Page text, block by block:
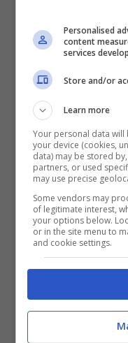
Leggi anche —->
Il divorzio
Posizioni che
Consiglio.
comportamenti
feste private
esteri. E
marito Silvio
di gestire il suo
2009 arriva la
Personalised
content
services
Store and/or
Learn more
Your personal data
your device (cookies,
data) may be stored
partners, or used
may use precise
Some vendors may
of legitimate interest,
your options below.
or in the site menu to
and cookie settings.